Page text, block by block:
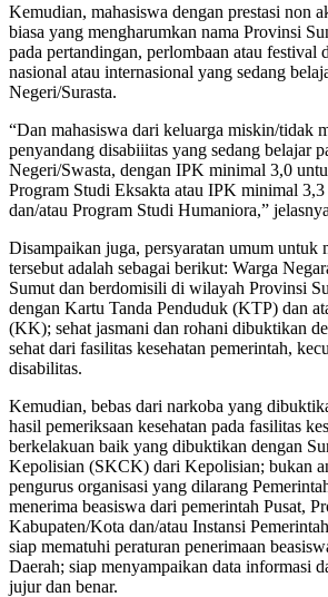
Kemudian, mahasiswa dengan prestasi non
biasa yang mengharumkan nama Provinsi
pada pertandingan, perlombaan atau festival
nasional atau internasional yang sedang
Negeri/Surasta.
“Dan mahasiswa dari keluarga miskin/tidak
penyandang disabiiitas yang sedang belajar
Negeri/Swasta, dengan IPK minimal 3,0
Program Studi Eksakta atau IPK minimal
dan/atau Program Studi Humaniora,”
Disampaikan juga, persyaratan umum untuk
tersebut adalah sebagai berikut: Warga
Sumut dan berdomisili di wilayah Provinsi
dengan Kartu Tanda Penduduk (KTP) dan
(KK); sehat jasmani dan rohani dibuktikan
sehat dari fasilitas kesehatan pemerintah,
disabilitas.
Kemudian, bebas dari narkoba yang
hasil pemeriksaan kesehatan pada fasilitas
berkelakuan baik yang dibuktikan dengan
Kepolisian (SKCK) dari Kepolisian; bukan
pengurus organisasi yang dilarang
menerima beasiswa dari pemerintah Pusat,
Kabupaten/Kota dan/atau Instansi
siap mematuhi peraturan penerimaan
Daerah; siap menyampaikan data informasi
jujur dan benar.